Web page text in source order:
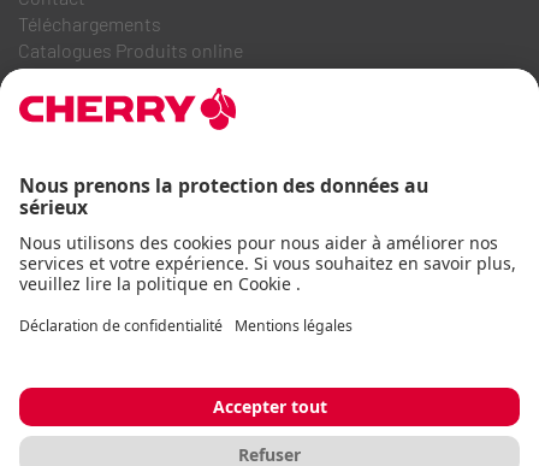
Téléchargements
Catalogues Produits online
FAQ
A PROPOS DE NOUS
Système de dénonciation
Code de conduite commerciale
Déclaration d'accessibilitéTermes et conditionsAvis d'utilisation
Déclaration de confidentialité Mentions légales